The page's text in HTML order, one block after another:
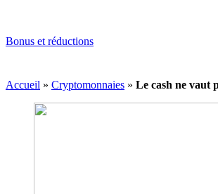
Bonus et réductions
Accueil » Cryptomonnaies » Le cash ne vaut